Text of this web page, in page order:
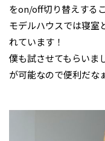
をon/off切り替えする
モデルハウスでは寝室
れています！
僕も試させてもらいま
が可能なので便利だな